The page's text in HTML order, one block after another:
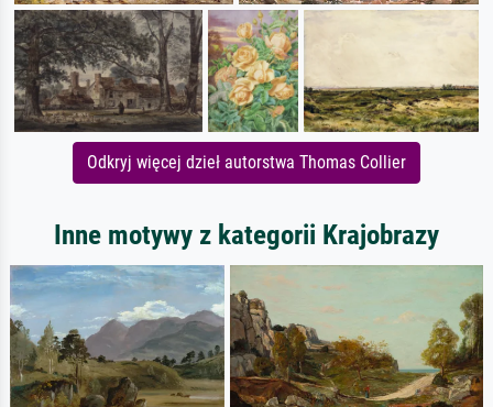
Odkryj więcej dzieł autorstwa Thomas Collier
Inne motywy z kategorii Krajobrazy